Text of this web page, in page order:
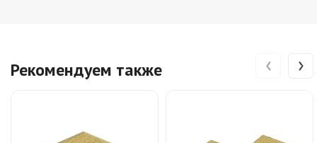
Рекомендуем также ‹ ›